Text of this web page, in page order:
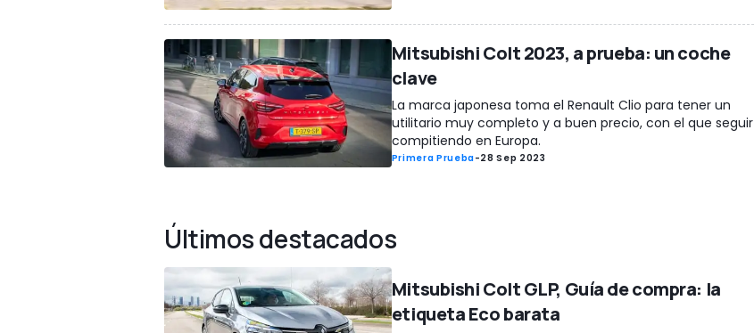
Mitsubishi Colt 2023, a prueba: un coche
clave
La marca japonesa toma el Renault Clio para tener un
utilitario muy completo y a buen precio, con el que seguir
compitiendo en Europa.
Primera Prueba-28 Sep 2023
Últimos destacados
Mitsubishi Colt GLP, Guía de compra: la
etiqueta Eco barata